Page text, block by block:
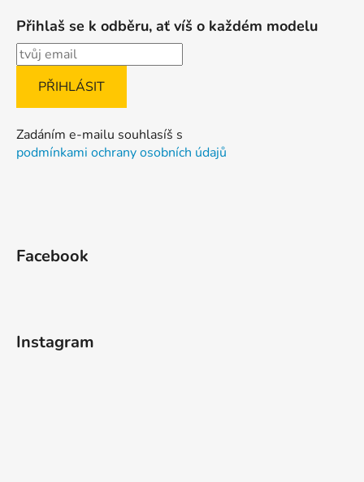
Přihlaš se k odběru, ať víš o každém modelu
Zadáním e-mailu souhlasíš s
podmínkami ochrany osobních údajů
Facebook
Instagram